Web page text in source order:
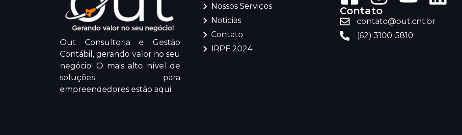
Out Consultoria e Gestão
Contábil, gerando valor no seu
negócio! O mais alto nível de
soluções para
empreendedores estão aqui.
Nossos Serviços
Noticias
Contato
IRPF 2024
Contato
contato@out.cnt.br
(62) 3100-5810